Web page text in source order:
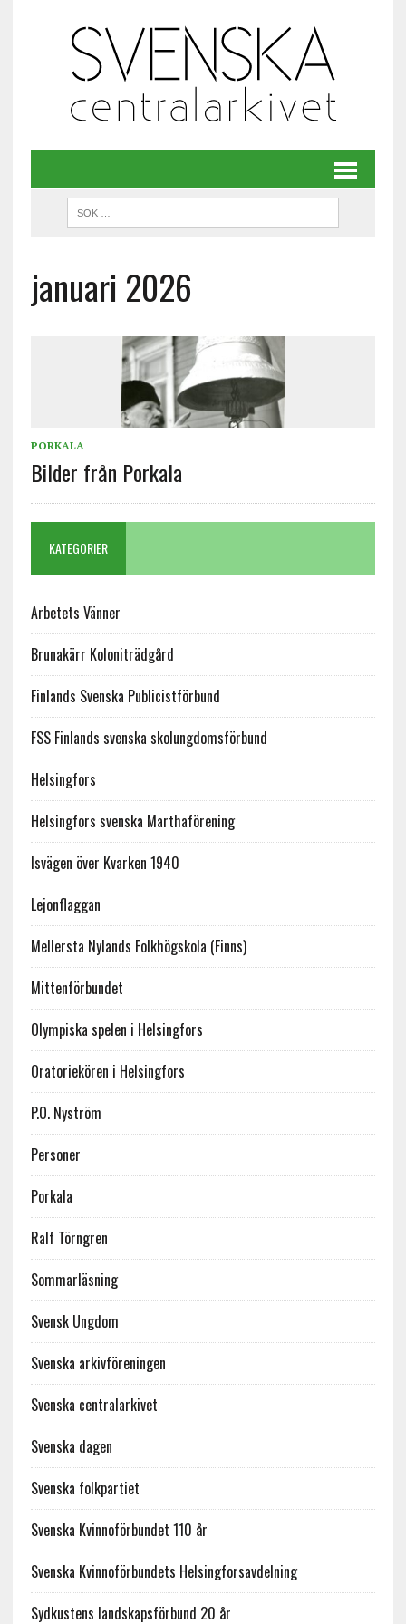
januari 2026
PORKALA
Bilder från Porkala
KATEGORIER
Arbetets Vänner
Brunakärr Koloniträdgård
Finlands Svenska Publicistförbund
FSS Finlands svenska skolungdomsförbund
Helsingfors
Helsingfors svenska Marthaförening
Isvägen över Kvarken 1940
Lejonflaggan
Mellersta Nylands Folkhögskola (Finns)
Mittenförbundet
Olympiska spelen i Helsingfors
Oratoriekören i Helsingfors
P.O. Nyström
Personer
Porkala
Ralf Törngren
Sommarläsning
Svensk Ungdom
Svenska arkivföreningen
Svenska centralarkivet
Svenska dagen
Svenska folkpartiet
Svenska Kvinnoförbundet 110 år
Svenska Kvinnoförbundets Helsingforsavdelning
Sydkustens landskapsförbund 20 år